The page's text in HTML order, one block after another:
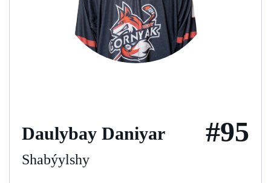
Daulybay Daniyar
Shabýylshy
#95